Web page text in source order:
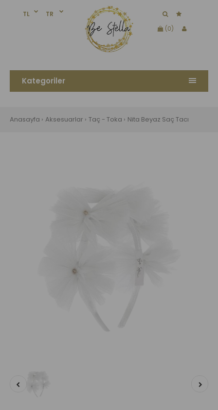
TL
TR
(0)
Kategoriler
Anasayfa Aksesuarlar Taç - Toka Nita Beyaz Saç Tacı